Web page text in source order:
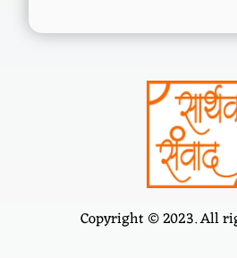
Copyright © 2023. All